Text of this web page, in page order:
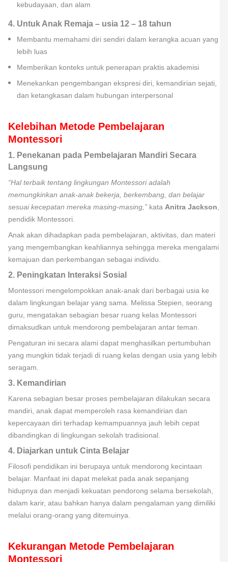
kebudayaan, dan alam
4. Untuk Anak Remaja – usia 12 – 18 tahun
Membantu memahami diri sendiri dalam kerangka acuan yang
lebih luas
Memberikan konteks untuk penerapan praktis akademisi
Menekankan pengembangan ekspresi diri, kemandirian sejati,
dan ketangkasan dalam hubungan interpersonal
Kelebihan Metode Pembelajaran
Montessori
1. Penekanan pada Pembelajaran Mandiri Secara
Langsung
“Hal terbaik tentang lingkungan Montessori adalah
memungkinkan anak-anak bekerja, berkembang, dan belajar
sesuai kecepatan mereka masing-masing,” kata Anitra Jackson
pendidik Montessori.
Anak akan dihadapkan pada pembelajaran, aktivitas, dan materi
yang mengembangkan keahliannya sehingga mereka mengalami
kemajuan dan perkembangan sebagai individu.
2. Peningkatan Interaksi Sosial
Montessori mengelompokkan anak-anak dari berbagai usia ke
dalam lingkungan belajar yang sama. Melissa Stepien, seorang
guru, mengatakan sebagian besar ruang kelas Montessori
dimaksudkan untuk mendorong pembelajaran antar teman.
Pengaturan ini secara alami dapat menghasilkan pertumbuhan
yang mungkin tidak terjadi di ruang kelas dengan usia yang lebih
seragam.
3. Kemandirian
Karena sebagian besar proses pembelajaran dilakukan secara
mandiri, anak dapat memperoleh rasa kemandirian dan
kepercayaan diri terhadap kemampuannya jauh lebih cepat
dibandingkan di lingkungan sekolah tradisional.
4. Diajarkan untuk Cinta Belajar
Filosofi pendidikan ini berupaya untuk mendorong kecintaan
belajar. Manfaat ini dapat melekat pada anak sepanjang
hidupnya dan menjadi kekuatan pendorong selama bersekolah,
dalam karir, atau bahkan hanya dalam pengalaman yang dimiliki
melalui orang-orang yang ditemuinya.
Kekurangan Metode Pembelajaran
Montessori